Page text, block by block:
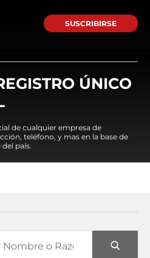
SUSCRIBIRSE
ÚNICO
de cualquier empresa de
teléfono, y mas en la base de
país.